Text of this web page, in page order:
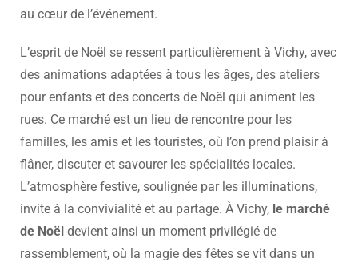
au cœur de l’événement.
L’esprit de Noël se ressent particulièrement à Vichy, avec
des animations adaptées à tous les âges, des ateliers
pour enfants et des concerts de Noël qui animent les
rues. Ce marché est un lieu de rencontre pour les
familles, les amis et les touristes, où l’on prend plaisir à
flâner, discuter et savourer les spécialités locales.
L’atmosphère festive, soulignée par les illuminations,
invite à la convivialité et au partage. À Vichy, le marché
de Noël devient ainsi un moment privilégié de
rassemblement, où la magie des fêtes se vit dans un